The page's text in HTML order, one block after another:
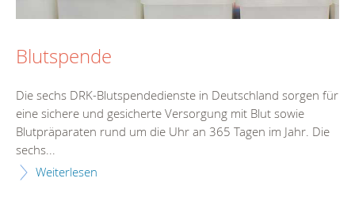
Blutspende
Die sechs DRK-Blutspendedienste in Deutschland sorgen für
eine sichere und gesicherte Versorgung mit Blut sowie
Blutpräparaten rund um die Uhr an 365 Tagen im Jahr. Die
sechs...
Weiterlesen